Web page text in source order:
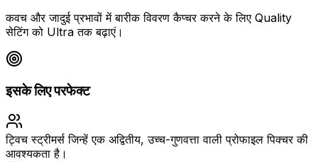
कवच और जादुई प्रभावों में बारीक विवरण कैप्चर करने के लिए Quality
सेटिंग को Ultra तक बढ़ाएं।
इसके लिए परफेक्ट
ट्विच स्ट्रीमर्स जिन्हें एक अद्वितीय, उच्च-गुणवत्ता वाली प्रोफाइल पिक्चर की
आवश्यकता है।